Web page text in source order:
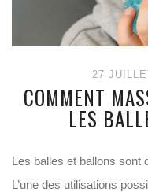
27
COMMENT
LES
Les balles et ballons sont
L’une des utilisations